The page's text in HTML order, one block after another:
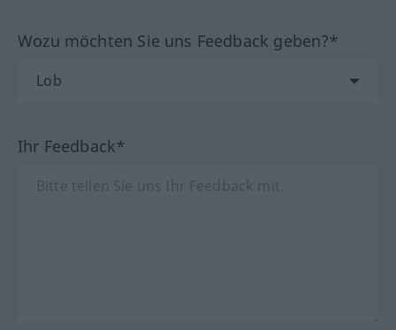
Wozu möchten Sie uns Feedback geben?*
Ihr Feedback*